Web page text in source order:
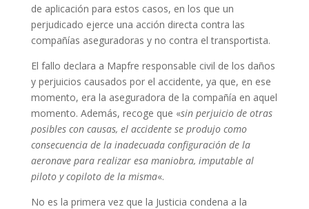
de aplicación para estos casos, en los que un
perjudicado ejerce una acción directa contra las
compañías aseguradoras y no contra el transportista.
El fallo declara a Mapfre responsable civil de los daños
y perjuicios causados por el accidente, ya que, en ese
momento, era la aseguradora de la compañía en aquel
momento. Además, recoge que «sin perjuicio de otras
posibles con causas, el accidente se produjo como
consecuencia de la inadecuada configuración de la
aeronave para realizar esa maniobra, imputable al
piloto y copiloto de la misma«.
No es la primera vez que la Justicia condena a la